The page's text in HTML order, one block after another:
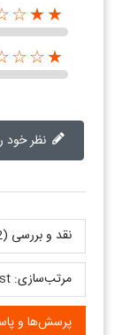
نقد و بررسی‌‌ (2)
پرسش‌ها و
مرتب‌سازی: